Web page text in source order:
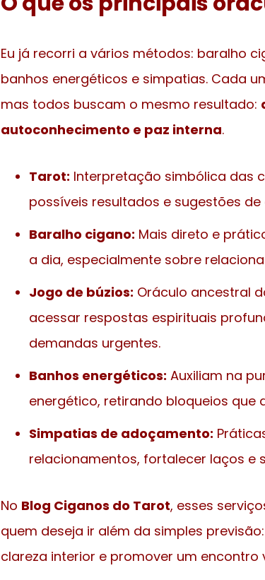
Eu já recorri a vários métodos: baralho
banhos energéticos e simpatias. Cada
mas todos buscam o mesmo resultado:
autoconhecimento e paz interna.
Tarot: Interpretação simbólica das
possíveis resultados e sugestões de
Baralho cigano: Mais direto e
a dia, especialmente sobre
Jogo de búzios: Oráculo ancestral
acessar respostas espirituais
demandas urgentes.
Banhos energéticos: Auxiliam na
energético, retirando bloqueios que
Simpatias de adoçamento:
relacionamentos, fortalecer laços e
No Blog Ciganos do Tarot, esses
quem deseja ir além da simples
clareza interior e promover um encontro